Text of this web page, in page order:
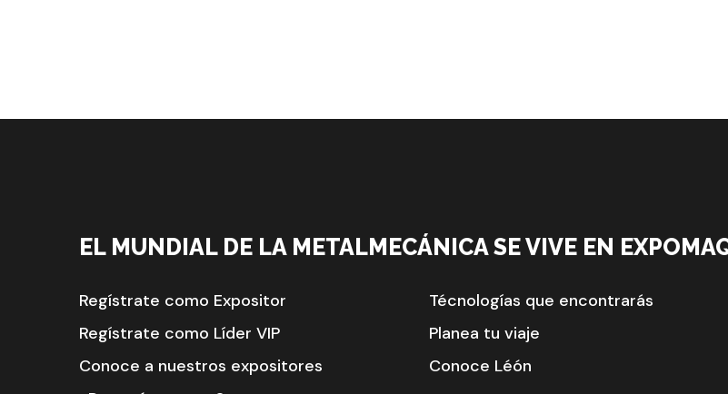
EL MUNDIAL DE LA METALMECÁNICA SE VIVE EN
Regístrate como Expositor
Regístrate como Líder VIP
Conoce a nuestros expositores
Técnologías que encontrarás
Planea tu viaje
Conoce Léón